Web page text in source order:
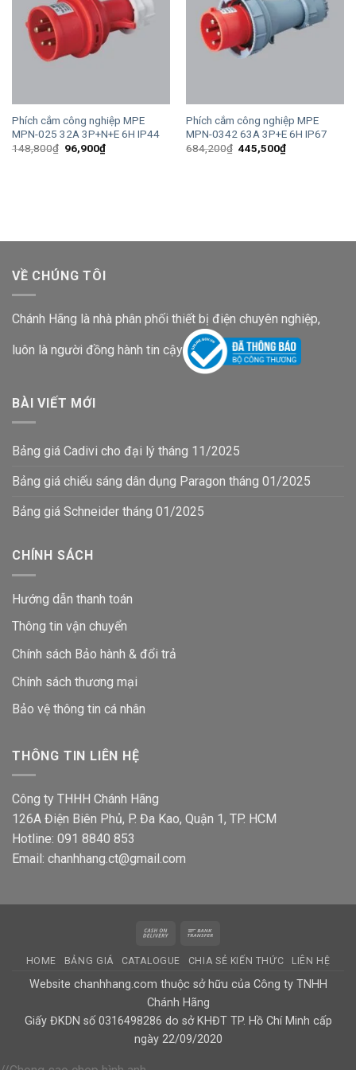
Phích cắm công nghiệp MPE
MPN-025 32A 3P+N+E 6H IP44
148,800₫ Giá
gốc
96,900₫Giá
hiện
Phích cắm công nghiệp MPE
MPN-0342 63A 3P+E 6H IP67
684,200₫ Giá
445,500₫Giá
hiện
VỀ CHÚNG TÔI
Chánh Hãng là nhà phân phối thiết bị điện chuyên nghiệp,
luôn là người đồng hành tin cậy
BÀI VIẾT MỚI
Bảng giá Cadivi cho đại lý tháng 11/2025
Bảng giá chiếu sáng dân dụng Paragon tháng 01/2025
Bảng giá Schneider tháng 01/2025
CHÍNH SÁCH
Hướng dẫn thanh toán
Thông tin vận chuyển
Chính sách Bảo hành & đổi trả
Chính sách thương mại
Bảo vệ thông tin cá nhân
THÔNG TIN LIÊN HỆ
Công ty THHH Chánh Hãng
126A Điện Biên Phủ, P. Đa Kao, Quận 1, TP. HCM
Hotline: 091 8840 853
Email: chanhhang.ct@gmail.com
Cash
Delivery
HOME BẢNG GIÁ CATALOGUE CHIA SẺ KIẾN THỨC LIÊN HỆ
Website chanhhang.com thuộc sở hữu của Công ty TNHH
Chánh Hãng
Giấy ĐKDN số 0316498286 do sở KHĐT TP. Hồ Chí Minh cấp
ngày 22/09/2020